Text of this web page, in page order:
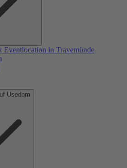
Eventlocation in Travemünde
Usedom